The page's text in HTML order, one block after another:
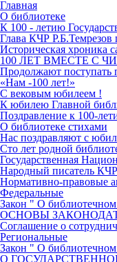
Главная
О библиотеке
К 100 - летию
Глава КЧР
Историческая хроника
100 ЛЕТ ВМЕСТЕ С
Продолжают поступать
«Нам -100 лет!»
С вековым юбилеем !
К юбилею Главной
Поздравление к 100-
О библиотеке стихами
Нас поздравляют с
Сто лет родной
Государственная
Народный писатель
Нормативно-правовые
Федеральные
Закон " О библиотечном
ОСНОВЫ
Соглашение о
Региональные
Закон " О библиотечном
О